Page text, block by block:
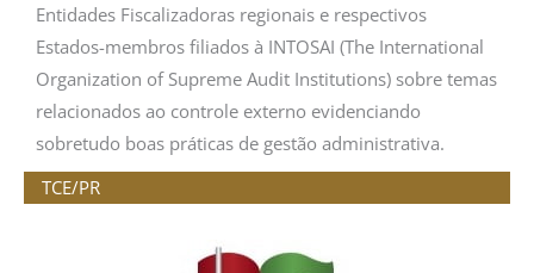
Entidades Fiscalizadoras regionais e respectivos
Estados-membros filiados à INTOSAI (The International
Organization of Supreme Audit Institutions) sobre temas
relacionados ao controle externo evidenciando
sobretudo boas práticas de gestão administrativa.
TCE/PR